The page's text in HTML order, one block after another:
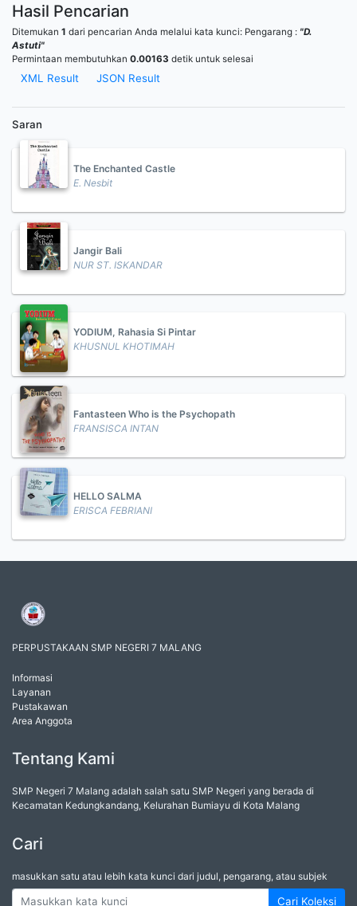
Hasil Pencarian
Ditemukan 1 dari pencarian Anda melalui kata kunci: Pengarang : "D.
Astuti"
Permintaan membutuhkan 0.00163 detik untuk selesai
XML Result JSON Result
Saran
The Enchanted Castle
E. Nesbit
Jangir Bali
NUR ST. ISKANDAR
YODIUM, Rahasia Si Pintar
KHUSNUL KHOTIMAH
Fantasteen Who is the Psychopath
FRANSISCA INTAN
HELLO SALMA
ERISCA FEBRIANI
PERPUSTAKAAN SMP NEGERI 7 MALANG
Informasi
Layanan
Pustakawan
Area Anggota
Tentang Kami
SMP Negeri 7 Malang adalah salah satu SMP Negeri yang berada di
Kecamatan Kedungkandang, Kelurahan Bumiayu di Kota Malang
Cari
masukkan satu atau lebih kata kunci dari judul, pengarang, atau subjek
Cari Koleksi